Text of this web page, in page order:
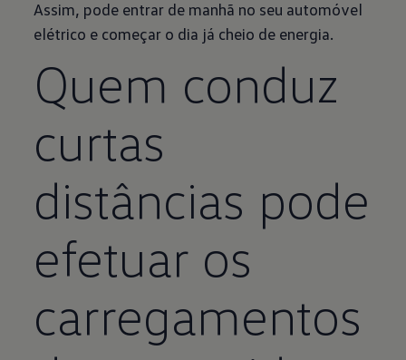
Assim, pode entrar de manhã no seu automóvel
elétrico e começar o dia já cheio de energia.
Quem conduz
curtas
distâncias pode
efetuar os
carregamentos